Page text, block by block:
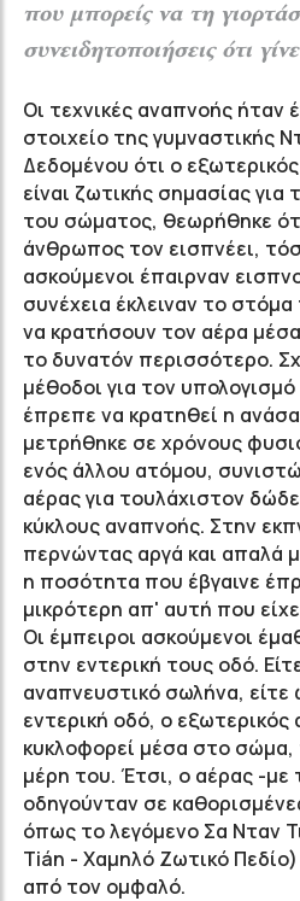
που μπορείς να τη
συνειδητοποιήσεις ότι
Οι τεχνικές αναπνοής
στοιχείο της γυμναστικής
Δεδομένου ότι ο
είναι ζωτικής σημασίας
του σώματος, θεωρήθηκε
άνθρωπος τον εισπνέει,
ασκούμενοι έπαιρναν
συνέχεια έκλειναν το
να κρατήσουν τον αέρα
το δυνατόν περισσότερο.
μέθοδοι για τον
έπρεπε να κρατηθεί η
μετρήθηκε σε χρόνους
ενός άλλου ατόμου,
αέρας για τουλάχιστον
κύκλους αναπνοής. Στην
περνώντας αργά και απαλά
η ποσότητα που έβγαινε
μικρότερη απ' αυτή που είχε
Οι έμπειροι ασκούμενοι
στην εντερική τους οδό.
αναπνευστικό σωλήνα,
εντερική οδό, ο
κυκλοφορεί μέσα στο
μέρη του. Έτσι, ο αέρας -με
οδηγούνταν σε
όπως το λεγόμενο Σα Νταν
Tián - Χαμηλό Ζωτικό
από τον ομφαλό.